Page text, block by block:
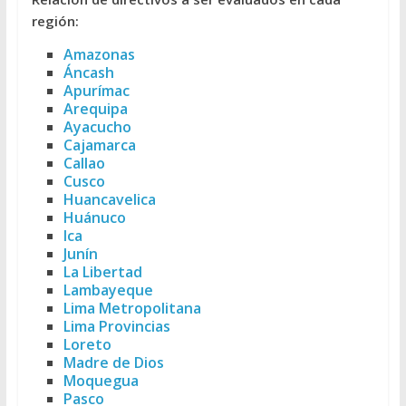
región:
Amazonas
Áncash
Apurímac
Arequipa
Ayacucho
Cajamarca
Callao
Cusco
Huancavelica
Huánuco
Ica
Junín
La Libertad
Lambayeque
Lima Metropolitana
Lima Provincias
Loreto
Madre de Dios
Moquegua
Pasco